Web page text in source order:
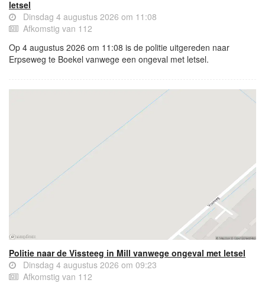
letsel
Dinsdag 4 augustus 2026 om 11:08
Afkomstig van 112
Op 4 augustus 2026 om 11:08 is de politie uitgereden naar
Erpseweg te Boekel vanwege een ongeval met letsel.
Politie naar de Vissteeg in Mill vanwege ongeval met letsel
Dinsdag 4 augustus 2026 om 09:23
Afkomstig van 112